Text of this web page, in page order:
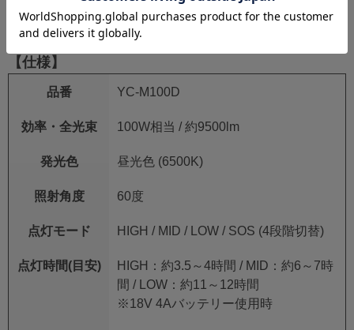
【仕様】
品番 YC-M100D
効率・全光束 100W相当 / 約9500lm
発光色 昼光色 (6500K)
照射角度 60度
点灯モード HIGH / MID / LOW / SOS (4段階切替)
点灯時間(目安)
HIGH：約3.5～4時間 / MID：約6～7時
間 / LOW：約11～12時間
※18V 4Aバッテリー使用時